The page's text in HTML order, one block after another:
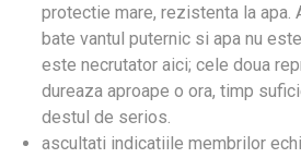
protectie mare, rezistenta la apa.
bate vantul puternic si apa nu
este necrutator aici; cele doua
dureaza aproape o ora, timp
destul de serios.
ascultati indicatiile membrilor